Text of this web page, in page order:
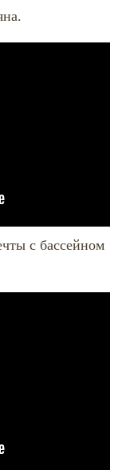
с бассейном